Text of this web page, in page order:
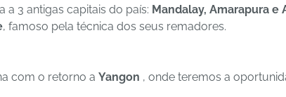
a 3 antigas capitais do país: Mandalay, Amarapura e
, famoso pela técnica dos seus remadores.
com o retorno a Yangon , onde teremos a